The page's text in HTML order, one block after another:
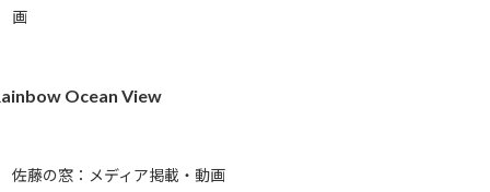
画
Ocean View
佐藤の窓：メディア掲載・動画